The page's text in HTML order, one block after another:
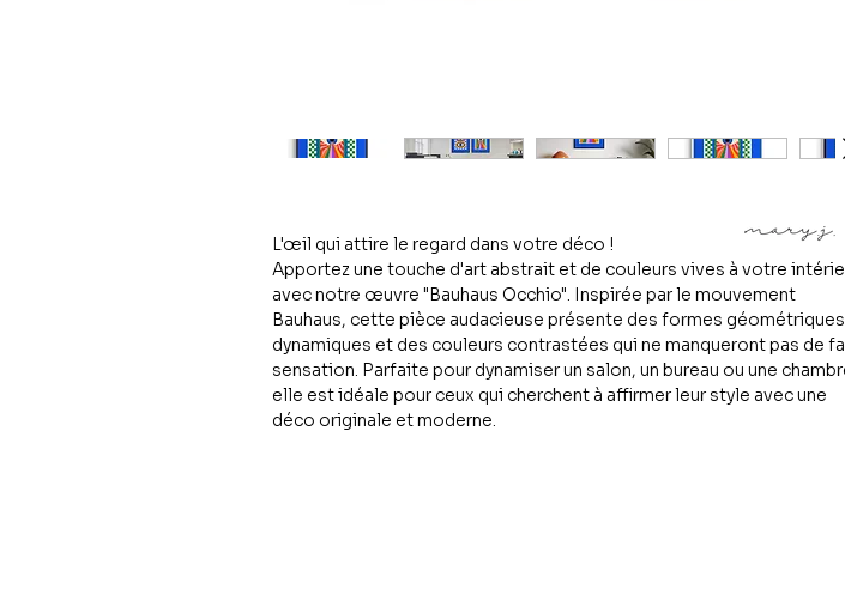
L'œil qui attire le regard dans votre déco !
Apportez une touche d'art abstrait et de couleurs vives à votre
avec notre œuvre "Bauhaus Occhio". Inspirée par le mouvement
Bauhaus, cette pièce audacieuse présente des formes géométriques
dynamiques et des couleurs contrastées qui ne manqueront pas de
sensation. Parfaite pour dynamiser un salon, un bureau ou une
elle est idéale pour ceux qui cherchent à affirmer leur style avec une
déco originale et moderne.